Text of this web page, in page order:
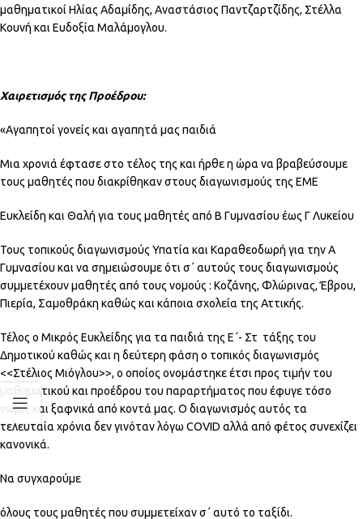
μαθηματικοί Ηλίας Αδαμίδης, Αναστάσιος Παντζαρτζίδης, Στέλλα
Κουνή και Ευδοξία Μαλάμογλου.
Χαιρετισμός της Προέδρου:
«Αγαπητοί γονείς και αγαπητά μας παιδιά
Μια χρονιά έφτασε στο τέλος της και ήρθε η ώρα να βραβεύσουμε
τους μαθητές που διακρίθηκαν στους διαγωνισμούς της ΕΜΕ
Ευκλείδη και Θαλή για τους μαθητές από Β Γυμνασίου έως Γ Λυκείου
Τους τοπικούς διαγωνισμούς Υπατία και Καραθεοδωρή για την Α
Γυμνασίου και να σημειώσουμε ότι σ΄ αυτούς τους διαγωνισμούς
συμμετέχουν μαθητές από τους νομούς : Κοζάνης, Φλώρινας, Έβρου,
Πιερία, Σαμοθράκη καθώς και κάποια σχολεία της Αττικής.
Τέλος ο Μικρός Ευκλείδης για τα παιδιά της Ε΄- Στ τάξης του
Δημοτικού καθώς και η δεύτερη φάση ο τοπικός διαγωνισμός
<<Στέλιος Μιόγλου>>, ο οποίος ονομάστηκε έτσι προς τιμήν του
μαθηματικού και προέδρου του παραρτήματος που έφυγε τόσο
νωρίς και ξαφνικά από κοντά μας. Ο διαγωνισμός αυτός τα
τελευταία χρόνια δεν γινόταν λόγω COVID αλλά από φέτος συνεχίζει
κανονικά.
Να συγχαρούμε
όλους τους μαθητές που συμμετείχαν σ΄ αυτό το ταξίδι.